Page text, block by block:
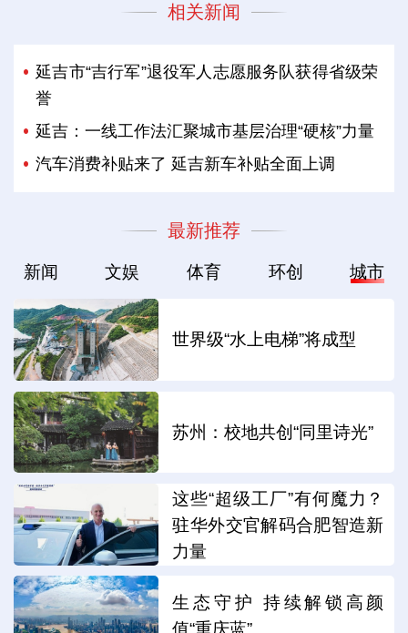
相关新闻
延吉市“吉行军”退役军人志愿服务队获得省级荣
誉
延吉：一线工作法汇聚城市基层治理“硬核”力量
汽车消费补贴来了 延吉新车补贴全面上调
最新推荐
新闻 文娱 体育 环创 城市
世界级“水上电梯”将成型
苏州：校地共创“同里诗光”
这些“超级工厂”有何魔力？
驻华外交官解码合肥智造新
力量
生态守护 持续解锁高颜